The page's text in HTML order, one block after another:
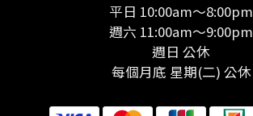
平日 10:00am～8:00pm
週六 11:00am～9:00pm
週日 公休
每個月底 星期(二) 公休